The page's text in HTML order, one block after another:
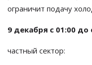
ограничит подачу
9 декабря с 01:00 до
частный сектор: